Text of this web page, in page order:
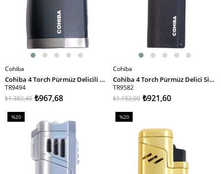
SEPETE EKLE
Cohiba
Cohiba 4 Torch Pürmüz Delicili Siyah Metal Puro Çakmağı
TR9494
₺967,68
₺1.382,40
SEPETE EKLE
Cohiba
Cohiba 4 Torch Pürmüz Delici Siyah Metal Puro Çakmağı
TR9582
₺921,60
₺1.152,00
%20
%20İndirim
%20
%20İndirim